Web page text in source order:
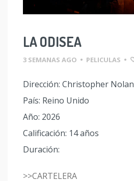
LA ODISEA
3 SEMANAS AGO • PELICULAS •
Dirección: Christopher Nolan
País: Reino Unido
Año: 2026
Calificación: 14 años
Duración:
>>CARTELERA